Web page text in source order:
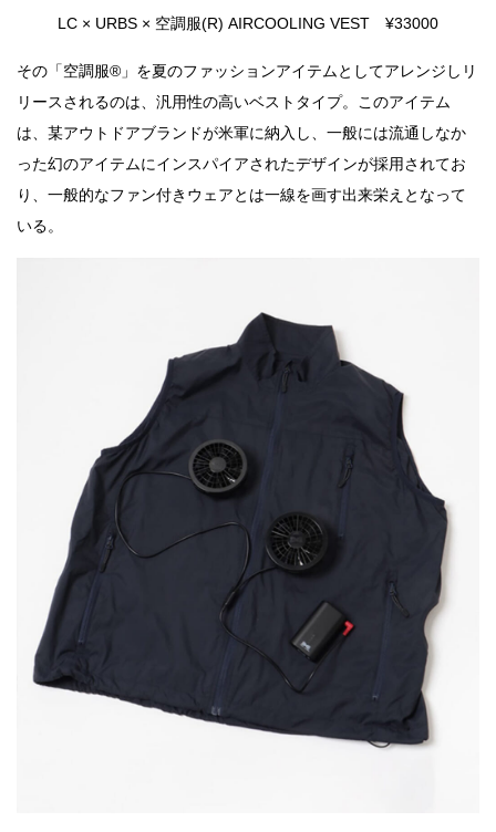
LC × URBS × 空調服(R) AIRCOOLING VEST ¥33000
その「空調服®」を夏のファッションアイテムとしてアレンジしリ
リースされるのは、汎用性の高いベストタイプ。このアイテム
は、某アウトドアブランドが米軍に納入し、一般には流通しなか
った幻のアイテムにインスパイアされたデザインが採用されてお
り、一般的なファン付きウェアとは一線を画す出来栄えとなって
いる。